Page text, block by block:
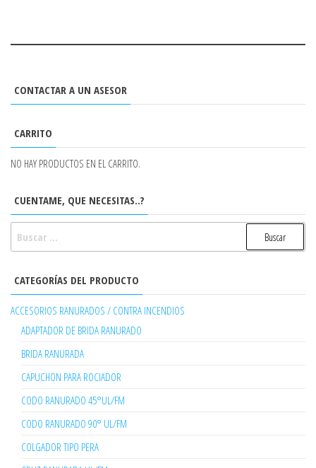
CONTACTAR A UN ASESOR
CARRITO
NO HAY PRODUCTOS EN EL CARRITO.
CUENTAME, QUE NECESITAS..?
CATEGORÍAS DEL PRODUCTO
ACCESORIOS RANURADOS / CONTRA INCENDIOS
ADAPTADOR DE BRIDA RANURADO
BRIDA RANURADA
CAPUCHON PARA ROCIADOR
CODO RANURADO 45°UL/FM
CODO RANURADO 90° UL/FM
COLGADOR TIPO PERA